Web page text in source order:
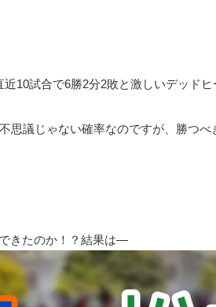
近10試合で6勝2分2敗と激しいデッドヒ
思議じゃない確率なのですが、勝つ
きたのか！？結果は―